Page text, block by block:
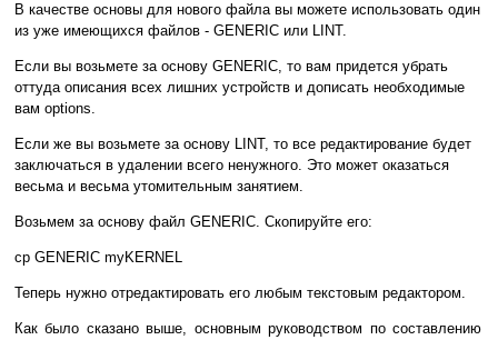
В качестве основы для нового файла вы можете использовать один
из уже имеющихся файлов - GENERIC или LINT.
Если вы возьмете за основу GENERIC, то вам придется убрать
оттуда описания всех лишних устройств и дописать необходимые
вам options.
Если же вы возьмете за основу LINT, то все редактирование будет
заключаться в удалении всего ненужного. Это может оказаться
весьма и весьма утомительным занятием.
Возьмем за основу файл GENERIC. Скопируйте его:
cp GENERIC myKERNEL
Теперь нужно отредактировать его любым текстовым редактором.
Как было сказано выше, основным руководством по составлению